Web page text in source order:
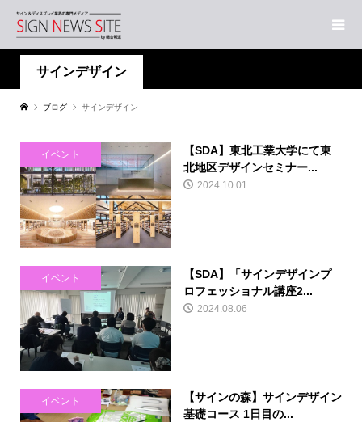
サインデザイン
ブログ サインデザイン
イベント
【SDA】東北工業大学にて東
北地区デザインセミナー...
2024.10.01
イベント
【SDA】「サインデザインプ
ロフェッショナル講座2...
2024.08.06
イベント
【サインの森】サインデザイン
基礎コース 1日目の...